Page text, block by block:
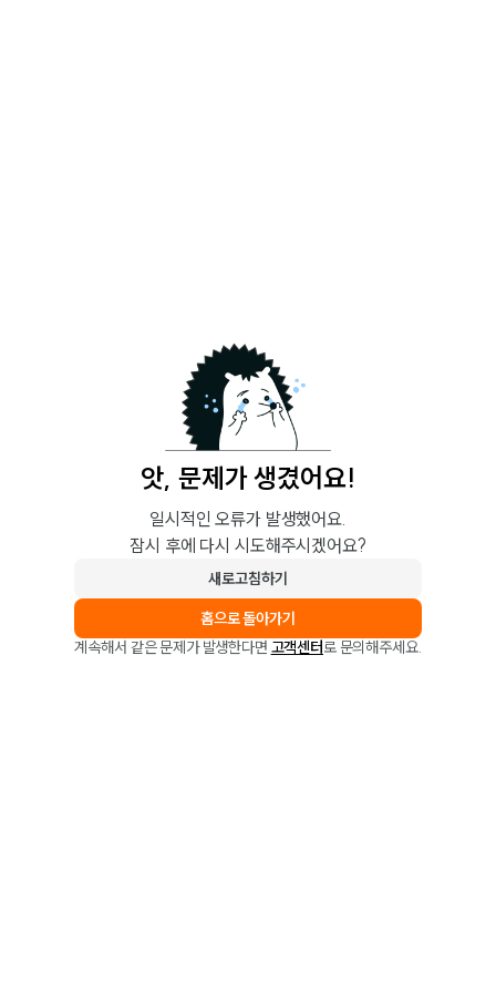
앗, 문제가 생겼어요!
일시적인 오류가 발생했어요.
잠시 후에 다시 시도해주시겠어요?
새로고침하기
홈으로 돌아가기
계속해서 같은 문제가 발생한다면 고객센터로 문의해주세요.